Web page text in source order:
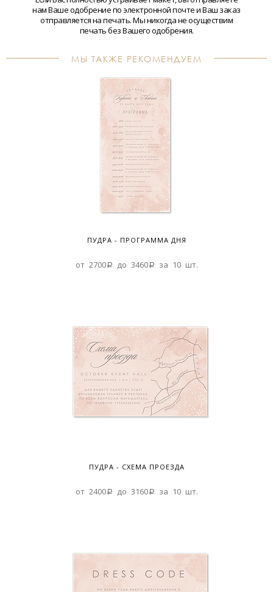
нам Ваше одобрение по электронной почте и Ваш заказ
отправляется на печать. Мы никогда не осуществим
печать без Вашего одобрения.
МЫ ТАКЖЕ РЕКОМЕНДУЕМ
ПУДРА - ПРОГРАММА ДНЯ
от 2700a до 3460a за 10 шт.
ПУДРА - СХЕМА ПРОЕЗДА
от 2400a до 3160a за 10 шт.